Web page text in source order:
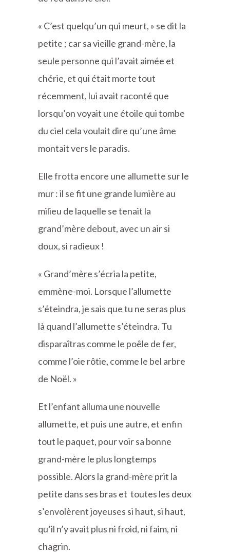
« C’est quelqu’un qui meurt, » se dit la
petite ; car sa vieille grand-mère, la
seule personne qui l’avait aimée et
chérie, et qui était morte tout
récemment, lui avait raconté que
lorsqu’on voyait une étoile qui tombe
du ciel cela voulait dire qu’une âme
montait vers le paradis.
Elle frotta encore une allumette sur le
mur : il se fit une grande lumière au
milieu de laquelle se tenait la
grand’mère debout, avec un air si
doux, si radieux !
« Grand’mère s’écria la petite,
emmène-moi. Lorsque l’allumette
s’éteindra, je sais que tu ne seras plus
là quand l’allumette s’éteindra. Tu
disparaîtras comme le poêle de fer,
comme l’oie rôtie, comme le bel arbre
de Noël. »
Et l’enfant alluma une nouvelle
allumette, et puis une autre, et enfin
tout le paquet, pour voir sa bonne
grand-mère le plus longtemps
possible. Alors la grand-mère prit la
petite dans ses bras et toutes les deux
s’envolèrent joyeuses si haut, si haut,
qu’il n’y avait plus ni froid, ni faim, ni
chagrin.